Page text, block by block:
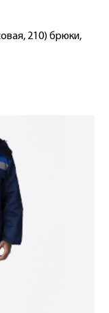
210) брюки,